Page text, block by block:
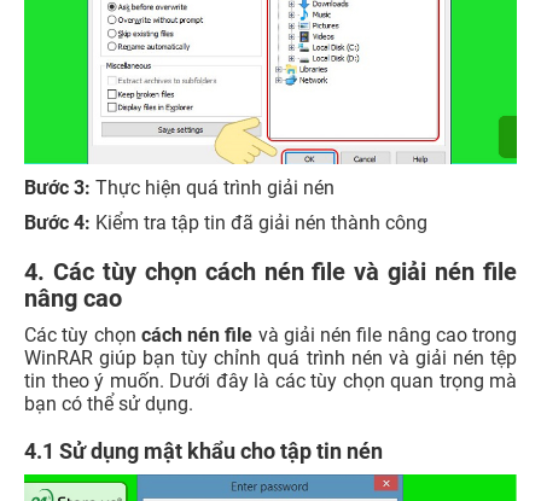
Bước 3: Thực hiện quá trình giải nén
Bước 4: Kiểm tra tập tin đã giải nén thành công
4. Các tùy chọn cách nén file và giải nén file
nâng cao
Các tùy chọn cách nén file và giải nén file nâng cao trong
WinRAR giúp bạn tùy chỉnh quá trình nén và giải nén tệp
tin theo ý muốn. Dưới đây là các tùy chọn quan trọng mà
bạn có thể sử dụng.
4.1 Sử dụng mật khẩu cho tập tin nén